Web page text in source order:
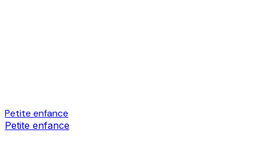
Petite enfance
Petite enfance